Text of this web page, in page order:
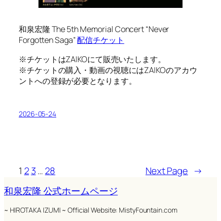
和泉宏隆 The 5th Memorial Concert “Never
Forgotten Saga”配信チケット
※チケットはZAIKOにて販売いたします。
※チケットの購入・動画の視聴にはZAIKOのアカウ
ントへの登録が必要となります。
2026-05-24
1 2 3… 28 Next Page →
和泉宏隆 公式ホームページ
~ HIROTAKA IZUMI ~ Official Website: MistyFountain.com